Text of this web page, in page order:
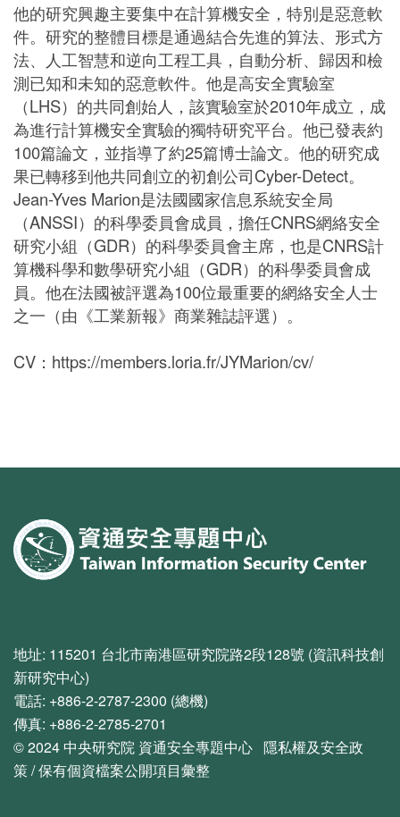
他的研究興趣主要集中在計算機安全，特別是惡意軟
件。研究的整體目標是通過結合先進的算法、形式方
法、人工智慧和逆向工程工具，自動分析、歸因和檢
測已知和未知的惡意軟件。他是高安全實驗室
（LHS）的共同創始人，該實驗室於2010年成立，成
為進行計算機安全實驗的獨特研究平台。他已發表約
100篇論文，並指導了約25篇博士論文。他的研究成
果已轉移到他共同創立的初創公司Cyber-Detect。
Jean-Yves Marion是法國國家信息系統安全局
（ANSSI）的科學委員會成員，擔任CNRS網絡安全
研究小組（GDR）的科學委員會主席，也是CNRS計
算機科學和數學研究小組（GDR）的科學委員會成
員。他在法國被評選為100位最重要的網絡安全人士
之一（由《工業新報》商業雜誌評選）。
CV：https://members.loria.fr/JYMarion/cv/
地址: 115201 台北市南港區研究院路2段128號 (資訊科技創
新研究中心)
電話: +886-2-2787-2300 (總機)
傳真: +886-2-2785-2701
© 2024 中央研究院 資通安全專題中心 隱私權及安全政
策/保有個資檔案公開項目彙整